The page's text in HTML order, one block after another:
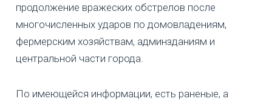
продолжение вражеских обстрелов после
многочисленных ударов по домовладениям,
фермерским хозяйствам, админзданиям и
центральной части города.
По имеющейся информации, есть раненые, а